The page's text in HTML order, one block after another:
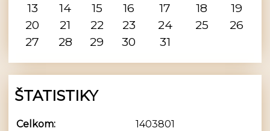
13
14 15 16 17 18
19
20
21 22 23 24 25
26
27
28 29 30 31
ŠTATISTIKY
Celkom:
1403801